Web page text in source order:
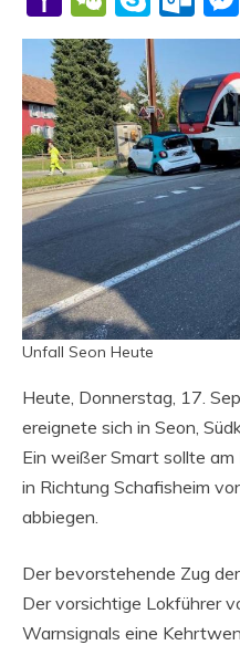
Mail
Unfall Seon Heute
Heute, Donnerstag, 17.
ereignete sich in Seon,
Ein weißer Smart sollte
in Richtung Schafisheim
abbiegen.
Der bevorstehende Zug
Der vorsichtige Lokführer
Warnsignals eine